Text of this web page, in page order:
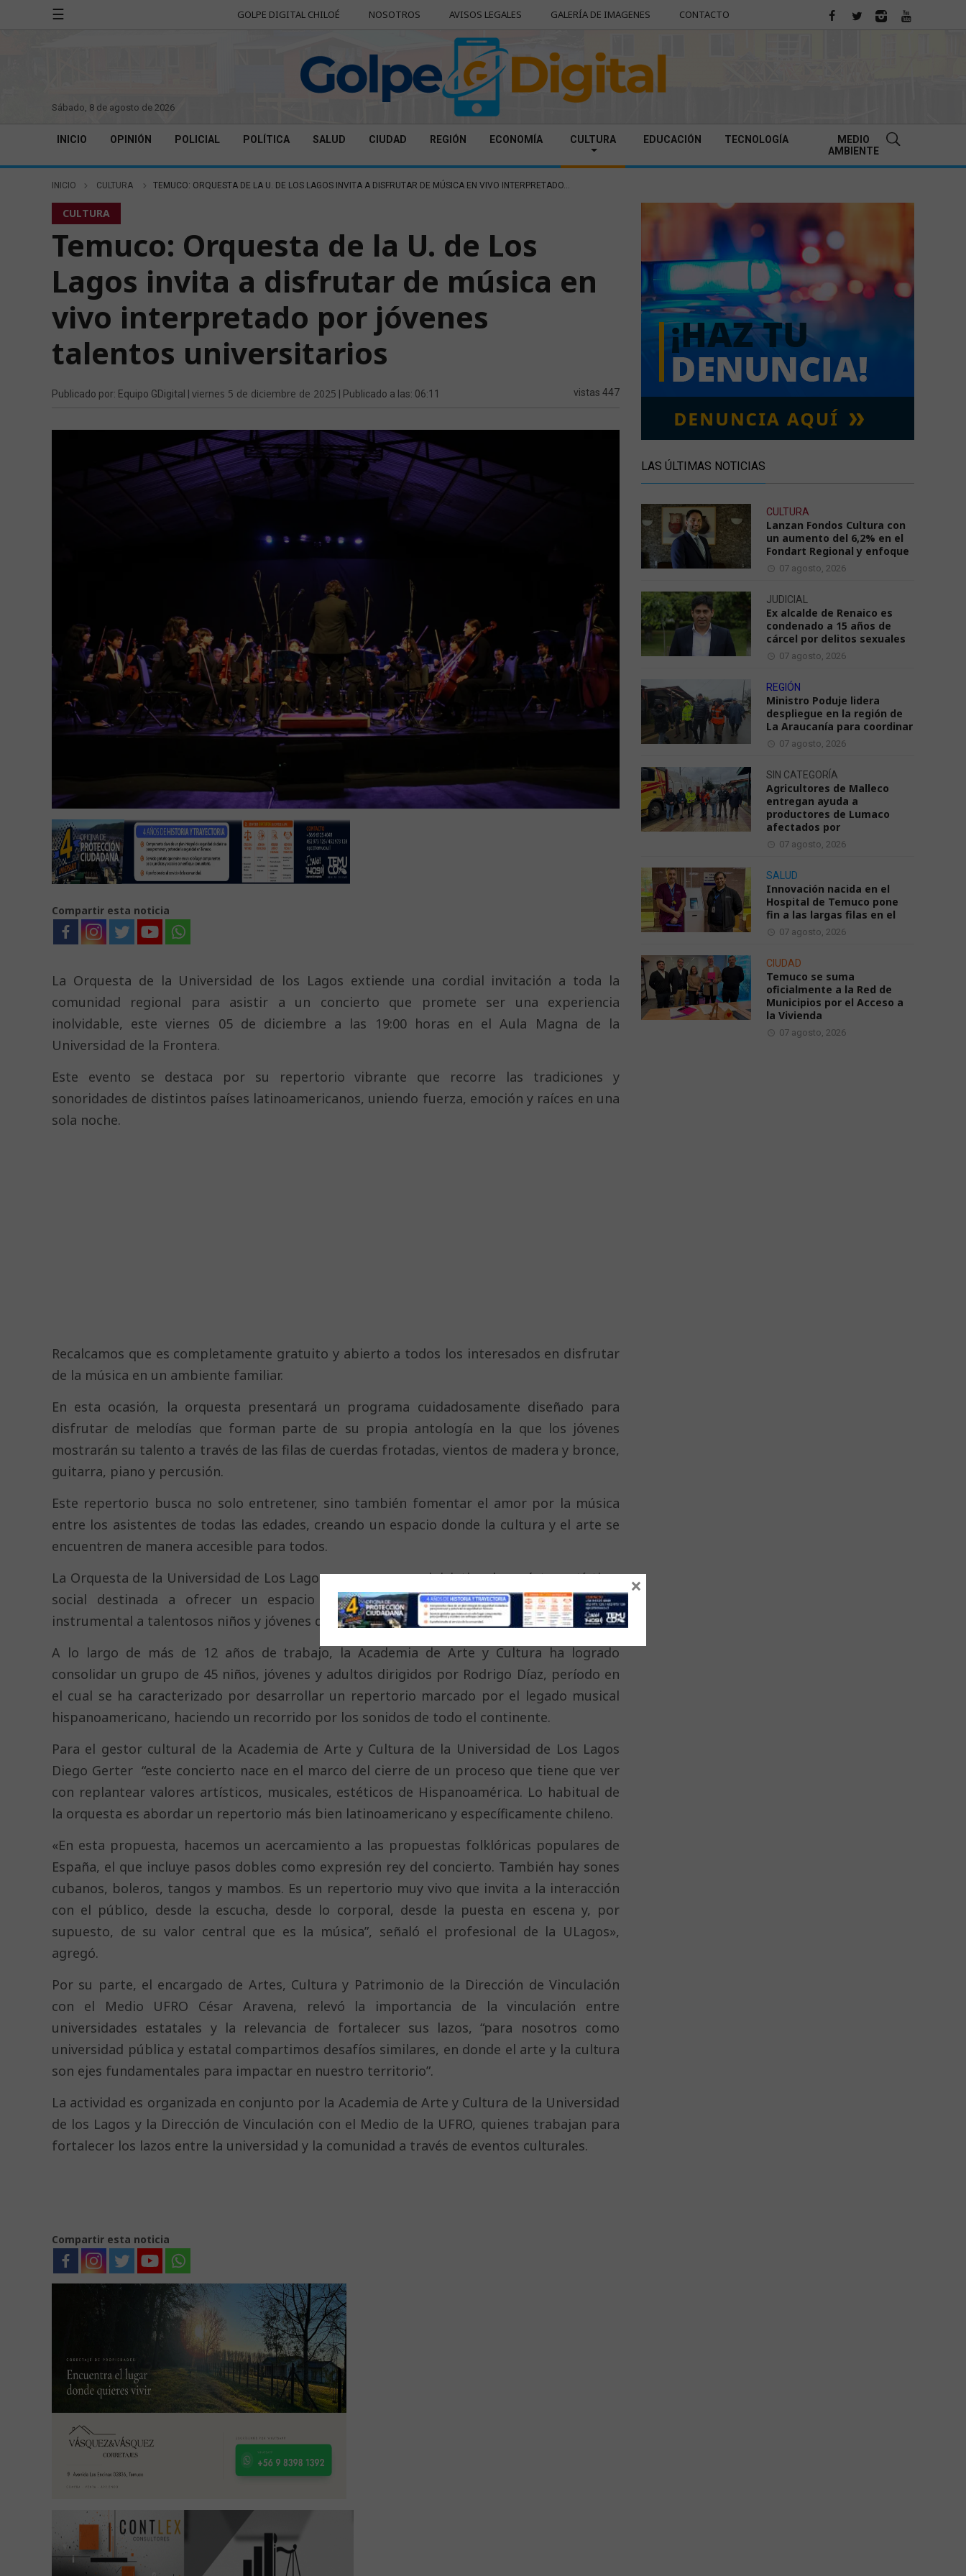
☰ GOLPE DIGITAL CHILOÉ NOSOTROS AVISOS LEGALES GALERÍA DE IMAGENES CONTACTO
sábado, 8 de agosto de 2026
INICIO OPINIÓN POLICIAL POLÍTICA SALUD CIUDAD REGIÓN ECONOMÍA CULTURA EDUCACIÓN TECNOLOGÍA
MEDIO
AMBIENTE
INICIO CULTURA TEMUCO: ORQUESTA DE LA U. DE LOS LAGOS INVITA A DISFRUTAR DE MÚSICA EN VIVO INTERPRETADO...
CULTURA
Temuco: Orquesta de la U. de Los
Lagos invita a disfrutar de música en
vivo interpretado por jóvenes
talentos universitarios
Publicado por: Equipo GDigital | viernes 5 de diciembre de 2025 | Publicado a las: 06:11 vistas 447
Compartir esta noticia
La Orquesta de la Universidad de los Lagos extiende una cordial invitación a toda la
comunidad regional para asistir a un concierto que promete ser una experiencia
inolvidable, este viernes 05 de diciembre a las 19:00 horas en el Aula Magna de la
Universidad de la Frontera.
Este evento se destaca por su repertorio vibrante que recorre las tradiciones y
sonoridades de distintos países latinoamericanos, uniendo fuerza, emoción y raíces en una
sola noche.
Recalcamos que es completamente gratuito y abierto a todos los interesados en disfrutar
de la música en un ambiente familiar.
En esta ocasión, la orquesta presentará un programa cuidadosamente diseñado para
disfrutar de melodías que forman parte de su propia antología en la que los jóvenes
mostrarán su talento a través de las filas de cuerdas frotadas, vientos de madera y bronce,
guitarra, piano y percusión.
Este repertorio busca no solo entretener, sino también fomentar el amor por la música
entre los asistentes de todas las edades, creando un espacio donde la cultura y el arte se
encuentren de manera accesible para todos.
La Orquesta de la Universidad de Los Lagos nace como una iniciativa de carácter artístico-
social destinada a ofrecer un espacio de formación en interpretación de música
instrumental a talentosos niños y jóvenes de escuelas de Osorno y San Juan de la Costa.
A lo largo de más de 12 años de trabajo, la Academia de Arte y Cultura ha logrado
consolidar un grupo de 45 niños, jóvenes y adultos dirigidos por Rodrigo Díaz, período en
el cual se ha caracterizado por desarrollar un repertorio marcado por el legado musical
hispanoamericano, haciendo un recorrido por los sonidos de todo el continente.
Para el gestor cultural de la Academia de Arte y Cultura de la Universidad de Los Lagos
Diego Gerter “este concierto nace en el marco del cierre de un proceso que tiene que ver
con replantear valores artísticos, musicales, estéticos de Hispanoamérica. Lo habitual de
la orquesta es abordar un repertorio más bien latinoamericano y específicamente chileno.
«En esta propuesta, hacemos un acercamiento a las propuestas folklóricas populares de
España, el que incluye pasos dobles como expresión rey del concierto. También hay sones
cubanos, boleros, tangos y mambos. Es un repertorio muy vivo que invita a la interacción
con el público, desde la escucha, desde lo corporal, desde la puesta en escena y, por
supuesto, de su valor central que es la música”, señaló el profesional de la ULagos»,
agregó.
Por su parte, el encargado de Artes, Cultura y Patrimonio de la Dirección de Vinculación
con el Medio UFRO César Aravena, relevó la importancia de la vinculación entre
universidades estatales y la relevancia de fortalecer sus lazos, “para nosotros como
universidad pública y estatal compartimos desafíos similares, en donde el arte y la cultura
son ejes fundamentales para impactar en nuestro territorio”.
La actividad es organizada en conjunto por la Academia de Arte y Cultura de la Universidad
de los Lagos y la Dirección de Vinculación con el Medio de la UFRO, quienes trabajan para
fortalecer los lazos entre la universidad y la comunidad a través de eventos culturales.
Compartir esta noticia
LAS ÚLTIMAS NOTICIAS
CULTURA
Lanzan Fondos Cultura con
un aumento del 6,2% en el
Fondart Regional y enfoque
07 agosto, 2026
JUDICIAL
Ex alcalde de Renaico es
condenado a 15 años de
cárcel por delitos sexuales
07 agosto, 2026
REGIÓN
Ministro Poduje lidera
despliegue en la región de
La Araucanía para coordinar
07 agosto, 2026
SIN CATEGORÍA
Agricultores de Malleco
entregan ayuda a
productores de Lumaco
afectados por
07 agosto, 2026
SALUD
Innovación nacida en el
Hospital de Temuco pone
fin a las largas filas en el
07 agosto, 2026
CIUDAD
Temuco se suma
oficialmente a la Red de
Municipios por el Acceso a
la Vivienda
07 agosto, 2026
×